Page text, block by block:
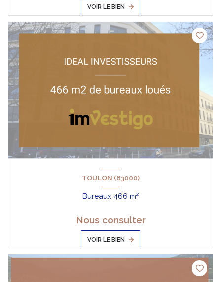
VOIR LE BIEN
TOULON (83000)
Bureaux 466 m²
Nous consulter
VOIR LE BIEN